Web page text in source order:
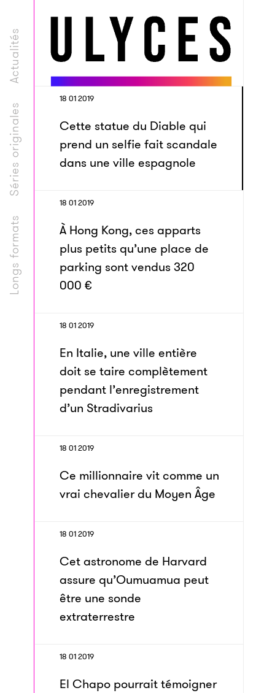
Longs formats
Séries originales
Actualités
18 01 2019
Cette statue du Diable qui
prend un selfie fait scandale
dans une ville espagnole
18 01 2019
À Hong Kong, ces apparts
plus petits qu’une place de
parking sont vendus 320
000 €
18 01 2019
En Italie, une ville entière
doit se taire complètement
pendant l’enregistrement
d’un Stradivarius
18 01 2019
Ce millionnaire vit comme un
vrai chevalier du Moyen Âge
18 01 2019
Cet astronome de Harvard
assure qu’Oumuamua peut
être une sonde
extraterrestre
18 01 2019
El Chapo pourrait témoigner